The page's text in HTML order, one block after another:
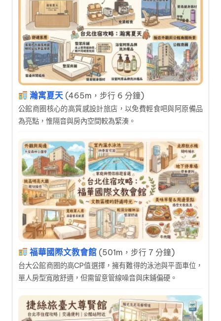
瀚寓夏天 (465m，步行 6 分鐘)
公館商圈核心的高質感設計旅店，以免費輕食吧與阿原備品
為亮點，惟隔音與房內空間較為緊湊。
福華國際文教會館 (501m，步行 7 分鐘)
台大公館商圈的高CP值選擇，擁有難得的泳池與平面車位，
單人房型寬敞舒適，但需留意管線噪音與床鋪偏硬。